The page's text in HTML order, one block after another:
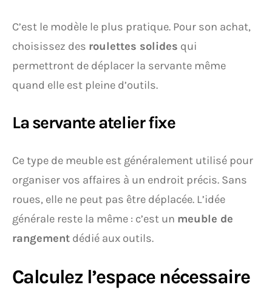
C’est le modèle le plus pratique. Pour son achat,
choisissez des roulettes solides qui
permettront de déplacer la servante même
quand elle est pleine d’outils.
La servante atelier fixe
Ce type de meuble est généralement utilisé pour
organiser vos affaires à un endroit précis. Sans
roues, elle ne peut pas être déplacée. L’idée
générale reste la même : c’est un meuble de
rangement dédié aux outils.
Calculez l’espace nécessaire